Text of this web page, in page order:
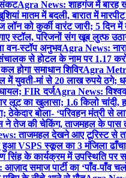
संकटAgra News: शाहगंज में बारह
मातम में बदली, बारात में
को कुर्की वारंट जारी; 5 दिन
स्टॉल, परिजनों संग खूब लुत्फ
वन-स्टॉप अनुभवAgra News:
से होटल के नाम पर 1.17
होगा समाधान शिविरAgra
में युवती-मां से 20 लाख रुपये ठगे;
FIR दर्जAgra News:
लूट का खुलासा; 1.6 किलो चांदी,
ठेकेदार बोला- ‘परिवहन मंत्री
ने तेज की चेकिंग, ताजमहल के पास
ताजमहल देखने आए टूरिस्ट से तांगे
VSPS स्कूल का 3 मंजिला ढाँचा;
सिंह के कार्यक्रम में उपस्थिति पर
समाज पार्टी का ‘पाँव-पाँव